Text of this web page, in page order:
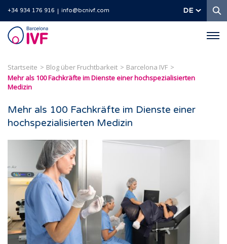
+34 934 176 916 info@bcnivf.com DE
Barcelona
IVF
Startseite Blog über Fruchtbarkeit
Barcelona IVF
Mehr als 100 Fachkräfte im Dienste einer hochspezialisierten
Medizin
Mehr als 100 Fachkräfte im Dienste einer
hochspezialisierten Medizin